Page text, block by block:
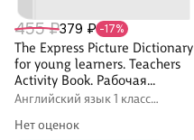
455 ₽379 ₽ -17%
The Express Picture Dictionary
for young learners. Teachers
Activity Book. Рабочая
тетрадь учителя
Английский язык 1 класс
Нет оценок